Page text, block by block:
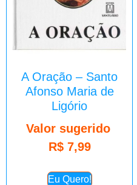
A Oração – Santo
Afonso Maria de
Ligório
Valor sugerido
R$7,99
Eu Quero!